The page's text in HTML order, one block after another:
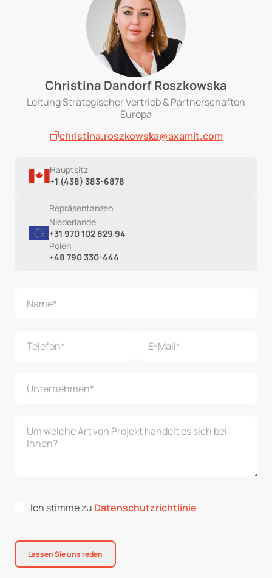
Ich stimme zu Datenschutzrichtlinie
Lassen Sie uns reden
Christina Dandorf Roszkowska
Leitung Strategischer Vertrieb & Partnerschaften
Europa
christina.roszkowska@axamit.com
Hauptsitz
+1 (438) 383-6878
Repräsentanzen
Niederlande
+31 970 102 829 94
Polen
+48 790 330-444